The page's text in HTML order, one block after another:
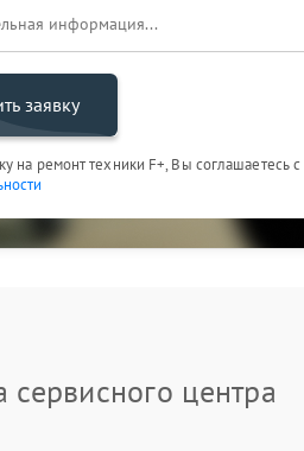
заявку
на ремонт техники F+, Вы соглашаетесь с
центра